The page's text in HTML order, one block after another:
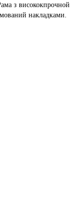
з висококпрочной
накладками.